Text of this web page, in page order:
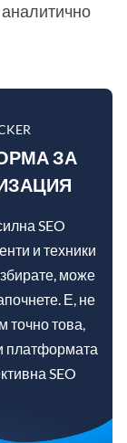
аналитично
ЗА
SEO
и техники
може
Е, не
точно това,
платформата
SEO